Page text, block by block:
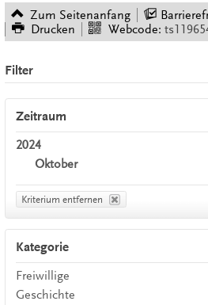
Zum Seitenanfang
Drucken
Webcode:
Filter
Zeitraum
2024
Oktober
Kriterium entfernen
Kategorie
Freiwillige
Geschichte